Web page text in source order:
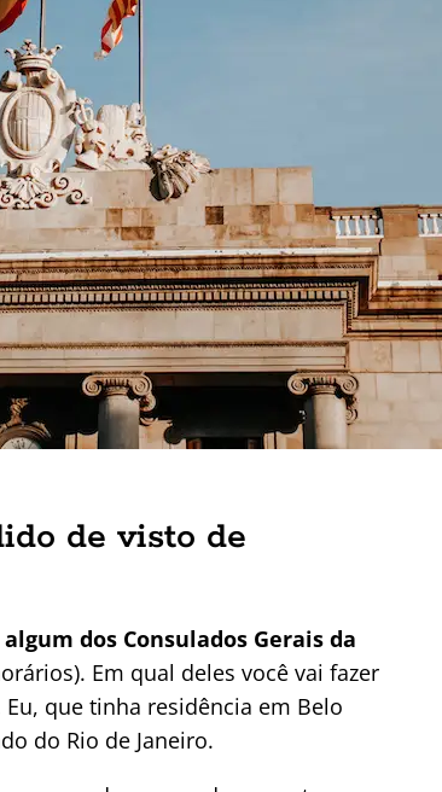
de visto de
dos Consulados Gerais da
Em qual deles você vai fazer
que tinha residência em Belo
do Rio de Janeiro.